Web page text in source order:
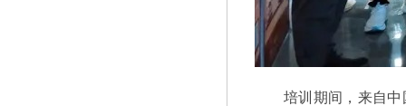
培训期间，来自